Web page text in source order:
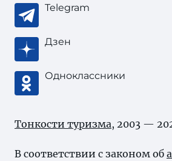
Telegram
Дзен
Одноклассники
Тонкости туризма, 2003 —
В соответствии с законом об